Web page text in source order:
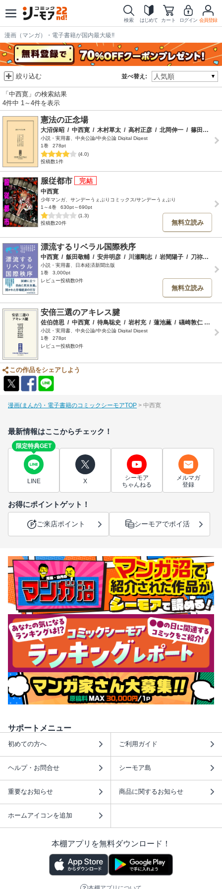
検索 はじめて カート ログイン 会員登録
漫画（マンガ）・電子書籍が国内最大級!!
並べ替え:
絞り込む
「中西寛」の検索結果
4件中 1～4件を表示
憲法の正念場
大沼保昭 / 中西寛 / 木村草太 / 高村正彦 / 北岡伸一 / 篠田英朗
小説・実用書、中央公論/中央公論 Digital Digest
1巻
278pt
(4.0)
投稿数1件
服従都市
中西寛
少年マンガ、サンデーうぇぶりコミックス/サンデーうぇぶり
1～4巻
630pt～690pt
(1.3)
投稿数20件
無料立読み
漂流するリベラル国際秩序
中西寛 / 飯田敬輔 / 安井明彦 / 川瀬剛志 / 岩間陽子 / 刀祢館久雄
小説・実用書、日本経済新聞出版
1巻
3,000pt
レビュー投稿数0件
無料立読み
安倍三選のアキレス腱
佐伯啓思 / 中西寛 / 待鳥聡史 / 岩村充 / 蓮池薫 / 礒崎敦仁 / 道
小説・実用書、中央公論/中央公論 Digital Digest
1巻
278pt
レビュー投稿数0件
この作品をシェアしよう
漫画(まんが)・電子書籍のコミックシーモアTOP 中西寛
最新情報はここからチェック！
限定特典GET
LINE X
シーモア
ちゃんねる
メルマガ
登録
お得にポイントゲット！
ご来店ポイント シーモアでポイ活
サポートメニュー
初めての方へ ご利用ガイド
ヘルプ・お問合せ シーモア島
重要なお知らせ 商品に関するお知らせ
ホームアイコンを追加
本棚アプリを無料ダウンロード！